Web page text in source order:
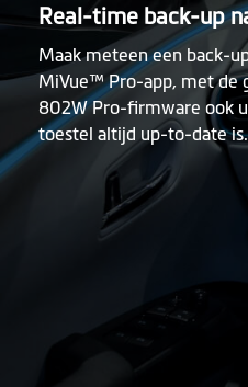
Real-time back-up
Maak meteen een back-
MiVue™ Pro-app, met de
802W Pro-firmware ook
toestel altijd up-to-date is.